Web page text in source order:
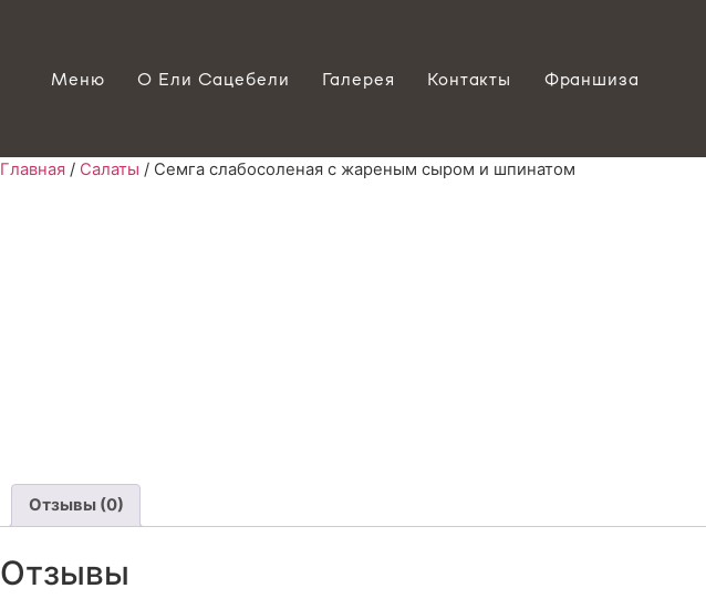
Меню О Ели Сацебели Галерея Контакты Франшиза
Главная / Салаты / Семга слабосоленая с жареным сыром и шпинатом
Отзывы (0)
Отзывы